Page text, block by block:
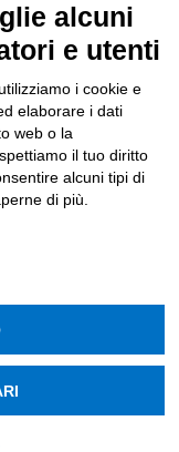
Visura.it
alcuni
e utenti
i cookie e
elaborare i dati
web o la
il tuo diritto
alcuni tipi di
di più.